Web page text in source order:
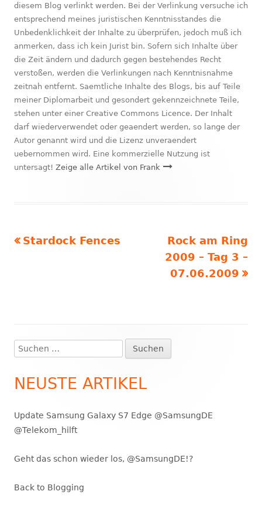
diesem Blog verlinkt werden. Bei der Verlinkung versuche ich
entsprechend meines juristischen Kenntnisstandes die
Unbedenklichkeit der Inhalte zu überprüfen, jedoch muß ich
anmerken, dass ich kein Jurist bin. Sofern sich Inhalte über
die Zeit ändern und dadurch gegen bestehendes Recht
verstoßen, werden die Verlinkungen nach Kenntnisnahme
zeitnah entfernt. Saemtliche Inhalte des Blogs, bis auf Teile
meiner Diplomarbeit und gesondert gekennzeichnete Teile,
stehen unter einer Creative Commons Licence. Der Inhalt
darf wiederverwendet oder geaendert werden, so lange der
Autor genannt wird und die Lizenz unveraendert
uebernommen wird. Eine kommerzielle Nutzung ist
untersagt! Zeige alle Artikel von Frank
Beitragsnavigation
Vorheriger
Stardock Fences
Nächster
Beitrag
Rock am Ring
2009 – Tag 3 –
07.06.2009
Haupt-
Seitenleiste
Suchen
nach:
NEUSTE ARTIKEL
Update Samsung Galaxy S7 Edge @SamsungDE
@Telekom_hilft
Geht das schon wieder los, @SamsungDE!?
Back to Blogging